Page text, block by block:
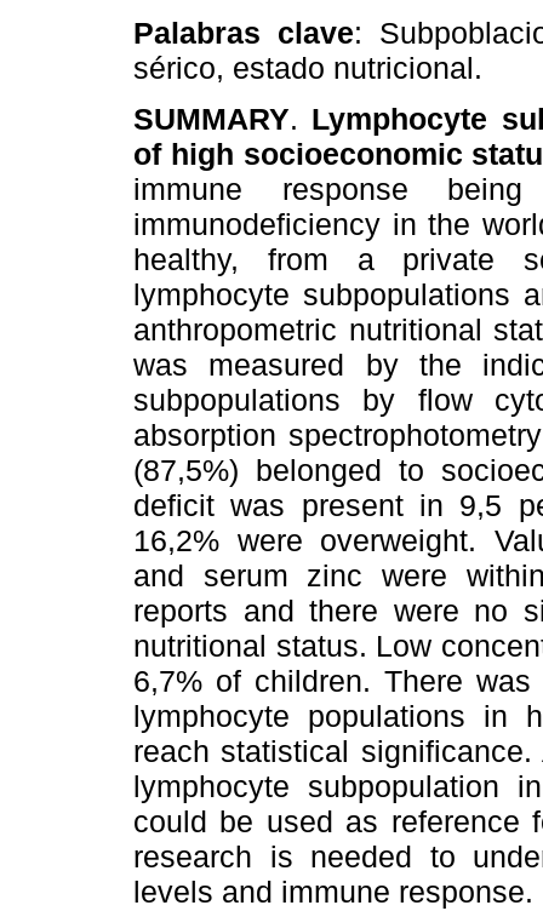
Palabras clave:
sérico, estado nutricional.
SUMMARY. Lymphocyte
of high socioeconomic
immune response
immunodeficiency in the
healthy, from a private
lymphocyte subpopulations
anthropometric nutritional
was measured by the
subpopulations by flow
absorption
(87,5%) belonged to
deficit was present in 9,5
16,2% were overweight.
and serum zinc were
reports and there were no
nutritional status. Low
6,7% of children. There
lymphocyte populations in
reach statistical
lymphocyte subpopulation
could be used as reference
research is needed to
levels and immune response.